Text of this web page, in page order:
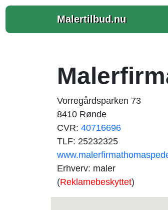
Malertilbud.nu
Vorregårdsparken 73
8410 Rønde
CVR: 40716696
TLF: 25232325
Erhverv: maler
(Reklamebeskyttet)